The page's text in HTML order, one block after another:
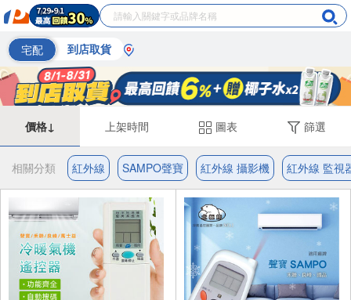
宅配 到店取貨
價格↓ 上架時間 圖表 篩選
相關分類 紅外線 SAMPO聲寶 紅外線 攝影機 紅外線 監視